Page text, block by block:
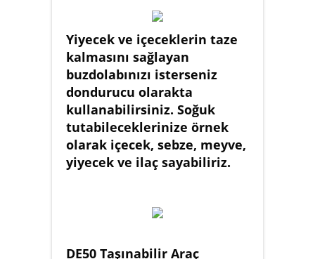
Yiyecek ve içeceklerin taze
kalmasını sağlayan
buzdolabınızı isterseniz
dondurucu olarakta
kullanabilirsiniz. Soğuk
tutabileceklerinize örnek
olarak içecek, sebze, meyve,
yiyecek ve ilaç sayabiliriz.
DE50 Taşınabilir Araç